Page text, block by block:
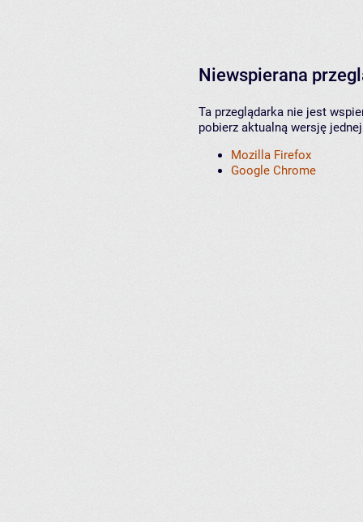
Niewspierana
Ta przeglądarka nie jest
pobierz aktualną wersję
Mozilla Firefox
Google Chrome